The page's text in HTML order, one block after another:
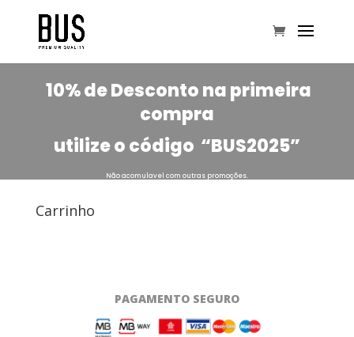
10% de Desconto na primeira
compra
utilize o código “BUS2025”
Não acomulavel com outras promoções.
Carrinho
PAGAMENTO SEGURO